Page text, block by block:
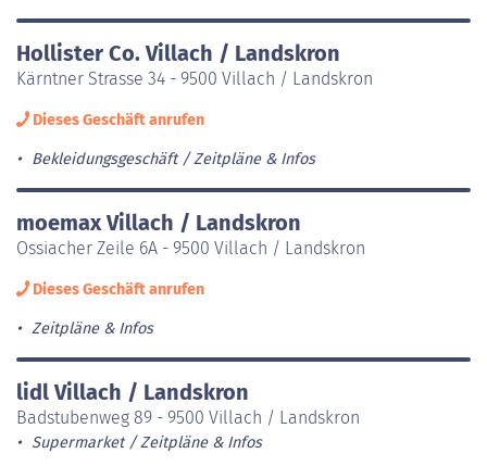
Hollister Co. Villach / Landskron
Kärntner Strasse 34 - 9500 Villach / Landskron
Dieses Geschäft anrufen
Bekleidungsgeschäft Zeitpläne & Infos
moemax Villach / Landskron
Ossiacher Zeile 6A - 9500 Villach / Landskron
Dieses Geschäft anrufen
Zeitpläne & Infos
lidl Villach / Landskron
Badstubenweg 89 - 9500 Villach / Landskron
Supermarket Zeitpläne & Infos